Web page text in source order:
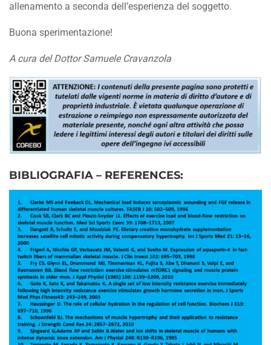
allenamento a seconda dell’esperienza del soggetto.
Buona sperimentazione!
A cura del Dottor Samuele Cravanzola
BIBLIOGRAFIA – REFERENCES: